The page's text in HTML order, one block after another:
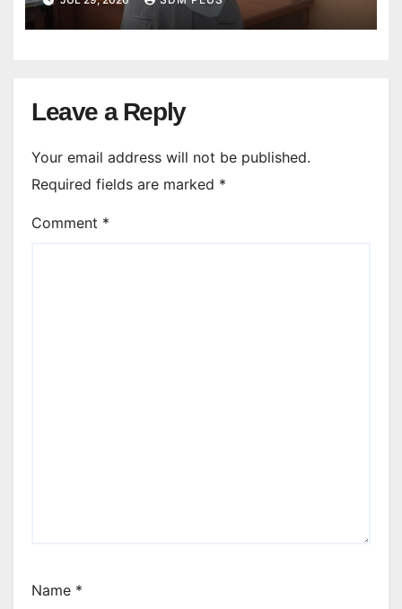
Muhammadiyah Plus Salatiga
Leave a Reply
Your email address will not be published.
Required fields are marked *
Comment *
Name *